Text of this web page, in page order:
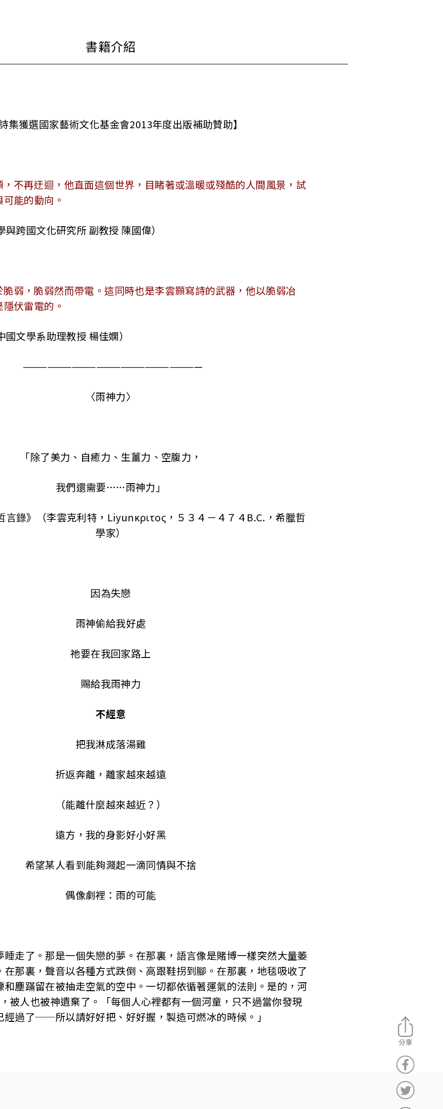
詩集獲選國家藝術文化基金會2013年度出版補助贊助】
不再迂迴，他直面這個世界，目睹著或溫暖或殘酷的人間風景，試
能的動向。
與跨國文化研究所 副教授 陳國偉）
弱，脆弱然而帶電。這同時也是李雲顥寫詩的武器，他以脆弱冶
伏雷電的。
國文學系助理教授 楊佳嫻）
——————————————————————
〈雨神力〉
「除了美力、自癒力、生薑力、空腹力，
我們還需要……雨神力」
錄》（李雲克利特，Liyunκριτος，５３４－４７４B.C.，希臘哲
學家）
因為失戀
雨神偷給我好處
祂要在我回家路上
賜給我雨神力
不經意
把我淋成落湯雞
折返奔離，離家越來越遠
（能離什麼越來越近？）
遠方，我的身影好小好黑
希望某人看到能夠濺起一滴同情與不捨
偶像劇裡：雨的可能
睡走了。那是一個失戀的夢。在那裏，語言像是賭博一樣突然大量萎
那裏，聲音以各種方式跌倒、高跟鞋拐到腳。在那裏，地毯吸收了
和塵蹣留在被抽走空氣的空中。一切都依循著運氣的法則。是的，河
被人也被神遺棄了。「每個人心裡都有一個河童，只不過當你發現
經過了──所以請好好把、好好握，製造可燃冰的時候。」